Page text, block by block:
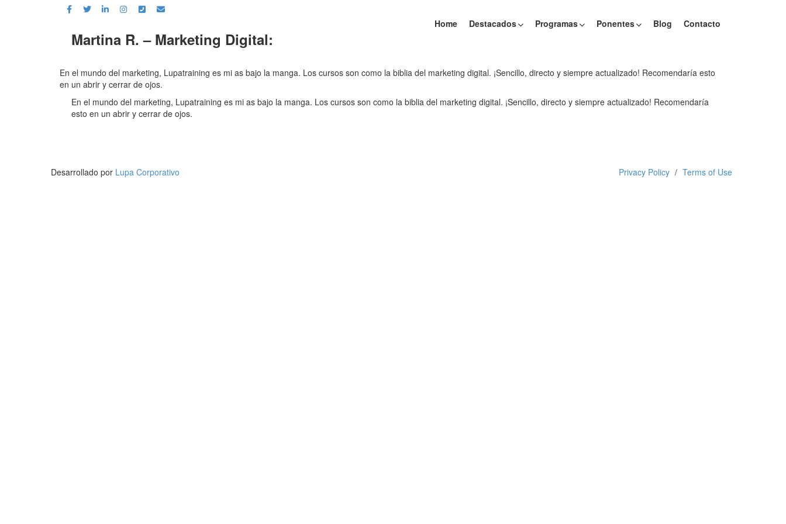
Home Destacados Programas Ponentes Blog Contacto
Martina R. – Marketing Digital:
En el mundo del marketing, Lupatraining es mi as bajo la manga. Los cursos son como la biblia del marketing digital. ¡Sencillo, directo y siempre actualizado! Recomendaría esto
en un abrir y cerrar de ojos.
En el mundo del marketing, Lupatraining es mi as bajo la manga. Los cursos son como la biblia del marketing digital. ¡Sencillo, directo y siempre actualizado! Recomendaría
esto en un abrir y cerrar de ojos.
Desarrollado por Lupa Corporativo Privacy Policy Terms of Use